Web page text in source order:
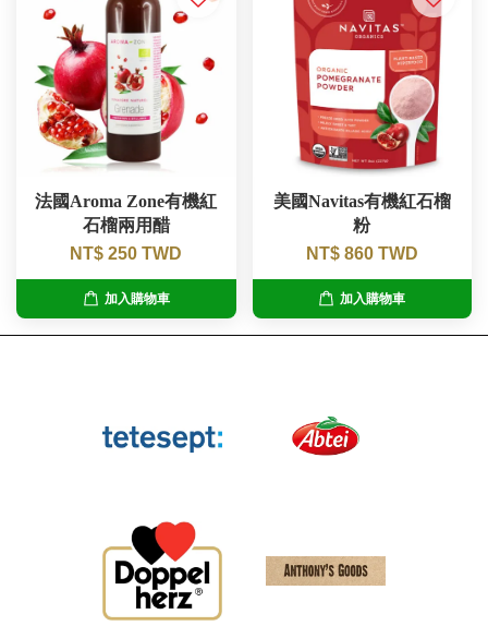
法國Aroma Zone有機紅
石榴兩用醋
NT$ 250 TWD
加入購物車
美國Navitas有機紅石榴
粉
NT$ 860 TWD
加入購物車